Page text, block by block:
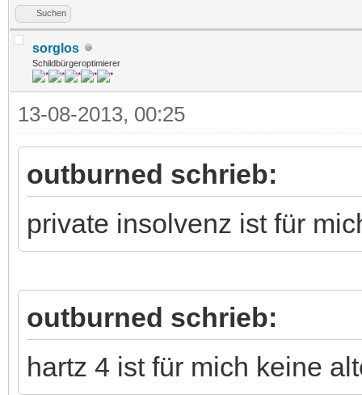
Suchen
sorglos
Schildbürgeroptimierer
13-08-2013, 00:25
outburned schrieb:
private insolvenz ist für
outburned schrieb:
hartz 4 ist für mich keine